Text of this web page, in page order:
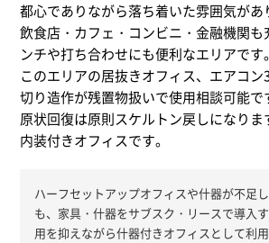
都心でありながら落ち着いた雰囲気があ
飲食店・カフェ・コンビニ・金融機関も
ンチや打ち合わせにも便利なエリアです。
このエリアの居抜きオフィス、エアコ
切り造作が残置物扱いで使用相談可能で
原状回復は原則スケルトン戻しになりま
内装付きオフィスです。
ハーフセットアップオフィスや什器が不足
も、家具・什器をサブスク・リースで導入
用を抑えながら什器付きオフィスとして利